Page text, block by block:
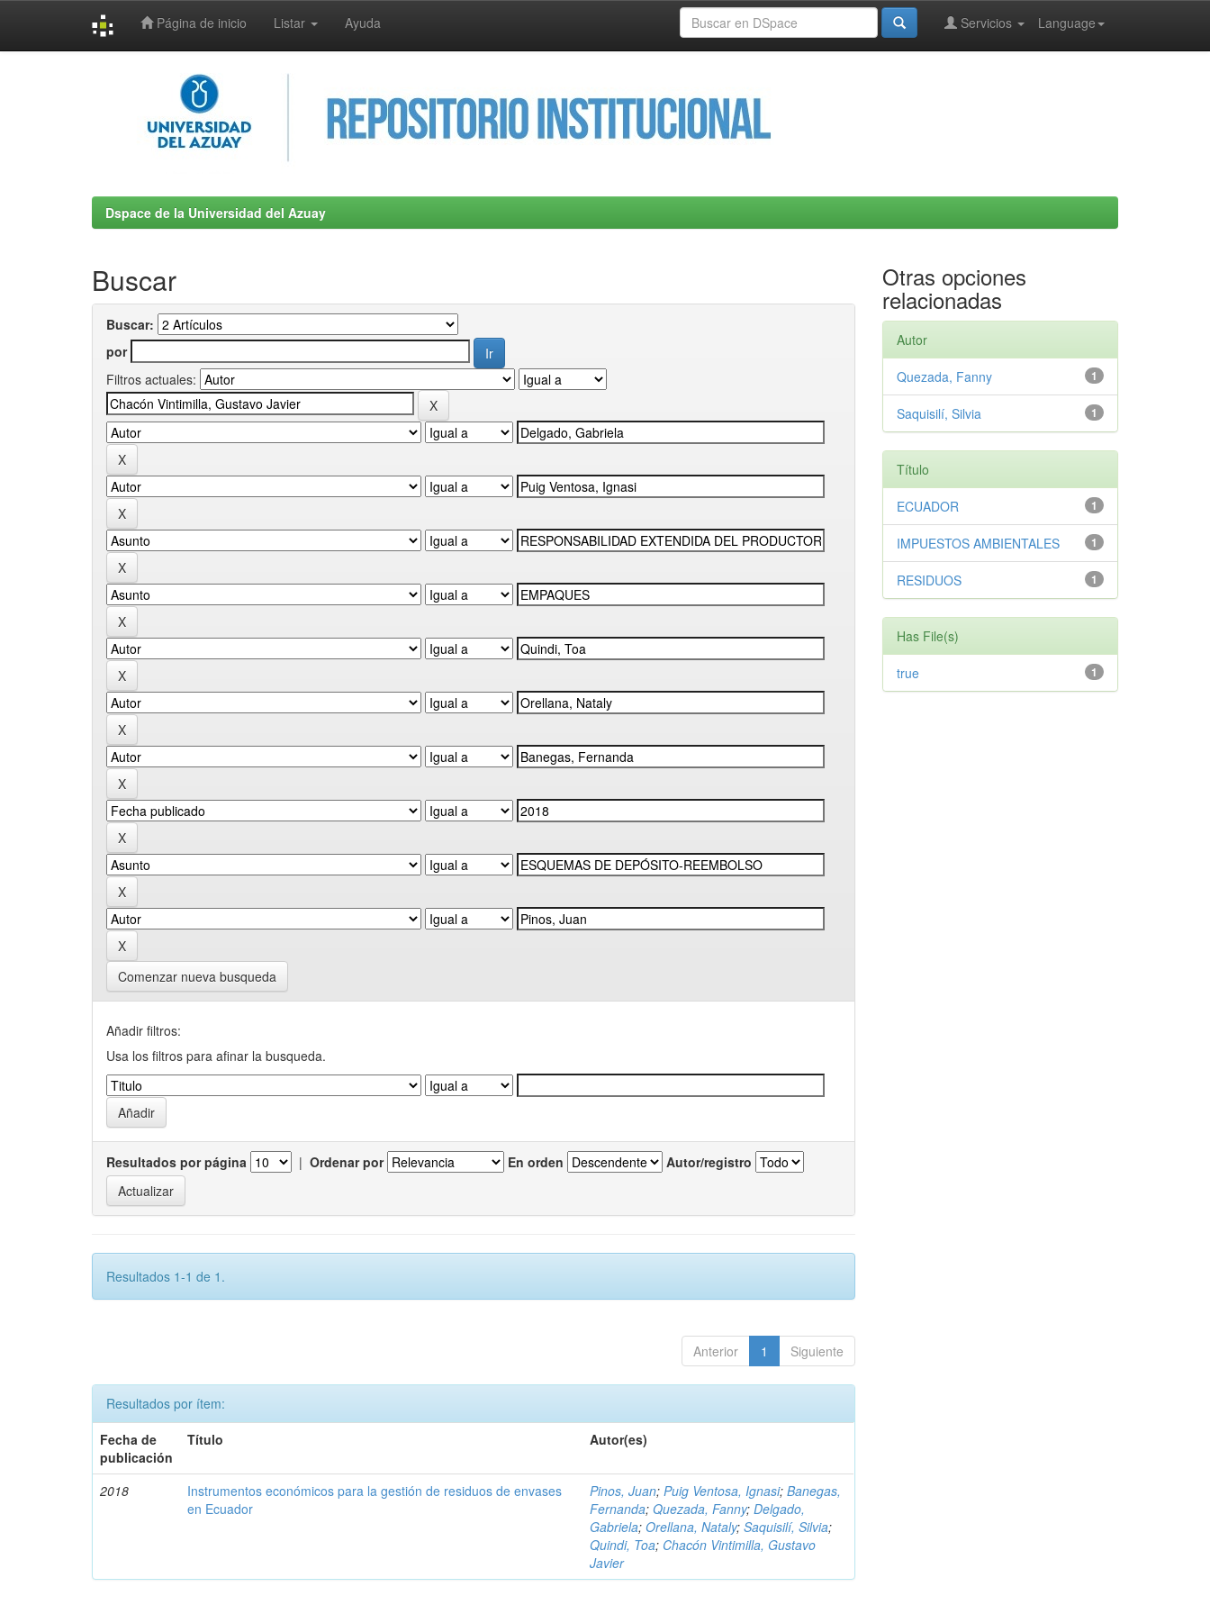
Página de inicio Listar Ayuda Language
Servicios
Dspace de la Universidad del Azuay
Buscar
Buscar:
por
Filtros actuales:
Comenzar nueva busqueda
Añadir filtros:
Usa los filtros para afinar la busqueda.
Resultados por página | Ordenar por En orden Autor/registro
Resultados 1-1 de 1.
Anterior 1 Siguiente
Resultados por ítem:
Fecha de
publicación
Título Autor(es)
2018
Instrumentos económicos para la gestión de residuos de envases
en Ecuador
Pinos, Juan;Puig Ventosa, Ignasi;Banegas,
Fernanda;Quezada, Fanny;Delgado,
Gabriela;Orellana, Nataly;Saquisilí, Silvia;
Quindi, Toa; Chacón Vintimilla, Gustavo
Javier
Otras opciones
relacionadas
Autor
1
Quezada, Fanny
1
Saquisilí, Silvia
Título
1
ECUADOR
1
IMPUESTOS AMBIENTALES
1
RESIDUOS
Has File(s)
1
true